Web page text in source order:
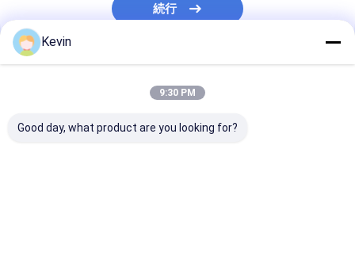
磁気ビード蛋白質の浄化
DNAの図書館の構造キット
磁気分離の棚
続行
Kevin
9:30 PM
Good day, what product are you looking for?